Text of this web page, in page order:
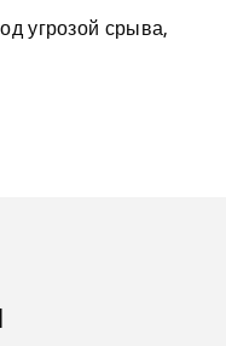
угрозой срыва,